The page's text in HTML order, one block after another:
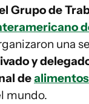
Grupo de
una
y
dealimentos
mundo.